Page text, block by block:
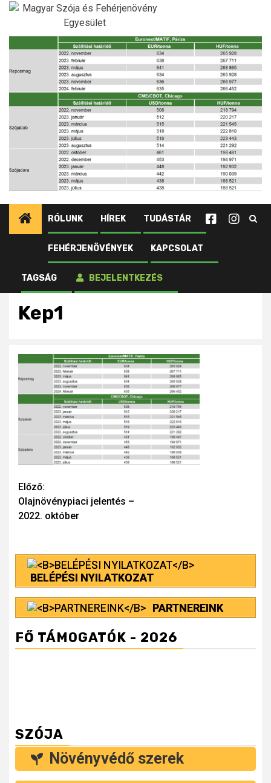
Ugrás
tartalomhoz
RÓLUNK HÍREK TUDÁSTÁR
FEHÉRJENÖVÉNYEK KAPCSOLAT
TAGSÁG BEJELENTKEZÉS
Kezdőlap
Újdonságok
Kep1
Continue
Reading
Előző:
Olajnövénypiaci jelentés –
2022. október
BELÉPÉSI NYILATKOZAT
PARTNEREINK
FŐ TÁMOGATÓK - 2026
SZÓJA
Növényvédő szerek